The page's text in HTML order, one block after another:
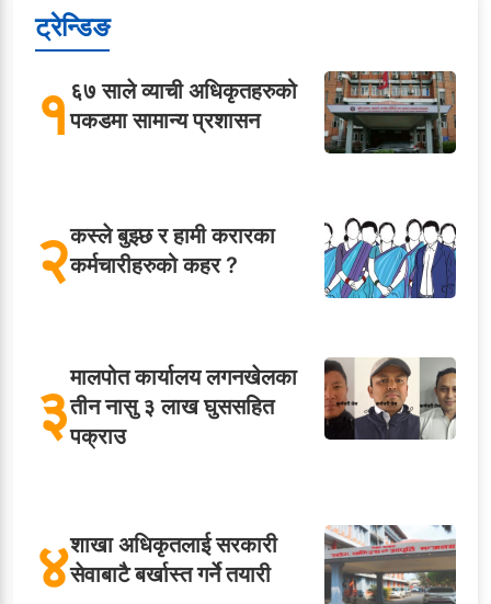
ट्रेन्डिङ
१६७ साले व्याची अधिकृतहरुको
पकडमा सामान्य प्रशासन
२कस्ले बुझ्छ र हामी करारका
कर्मचारीहरुको कहर ?
३मालपोत कार्यालय लगनखेलका
तीन नासु ३ लाख घुससहित
पक्राउ
४शाखा अधिकृतलाई सरकारी
सेवाबाटै बर्खास्त गर्ने तयारी